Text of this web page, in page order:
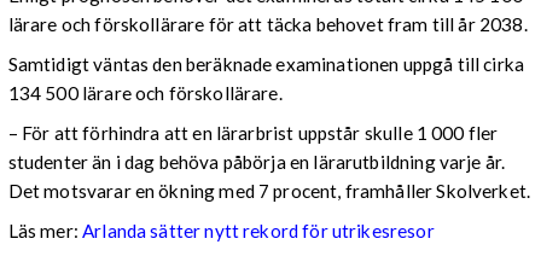
lärare och förskollärare för att täcka behovet fram till år 2038.
Samtidigt väntas den beräknade examinationen uppgå till cirka
134 500 lärare och förskollärare.
– För att förhindra att en lärarbrist uppstår skulle 1 000 fler
studenter än i dag behöva påbörja en lärarutbildning varje år.
Det motsvarar en ökning med 7 procent, framhåller Skolverket.
Läs mer:Arlanda sätter nytt rekord för utrikesresor